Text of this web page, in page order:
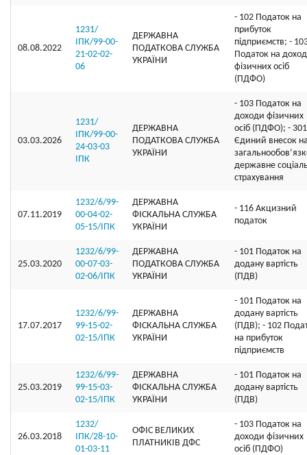
08.08.2022
1231/
ІПК/99-00-
21-02-02-
06
ДЕРЖАВНА
ПОДАТКОВА СЛУЖБА
УКРАЇНИ
- 102 Податок на
прибуток
підприємств; -
Податок на
фізичних осіб
(ПДФО)
03.03.2026
1231/
ІПК/99-00-
24-03-03
ІПК
ДЕРЖАВНА
ПОДАТКОВА СЛУЖБА
УКРАЇНИ
- 103 Податок на
доходи фізичних
осіб (ПДФО); - 301
Єдиний внесок
державне
страхування
07.11.2019
1232/6/99-
00-04-02-
05-15/ІПК
ДЕРЖАВНА
ФІСКАЛЬНА СЛУЖБА
УКРАЇНИ
- 116 Акцизний
податок
25.03.2020
1232/6/99-
00-07-03-
02-06/ІПК
ДЕРЖАВНА
ПОДАТКОВА СЛУЖБА
УКРАЇНИ
- 101 Податок на
додану вартість
(ПДВ)
17.07.2017
1232/6/99-
99-15-02-
02-15/ІПК
ДЕРЖАВНА
ФІСКАЛЬНА СЛУЖБА
УКРАЇНИ
- 101 Податок на
додану вартість
(ПДВ); - 102
на прибуток
підприємств
25.03.2019
1232/6/99-
99-15-03-
02-15/ІПК
ДЕРЖАВНА
ФІСКАЛЬНА СЛУЖБА
УКРАЇНИ
- 101 Податок на
додану вартість
(ПДВ)
26.03.2018
1232/
ІПК/28-10-
01-03-11
ОФIС ВЕЛИКИХ
ПЛАТНИКIВ ДФС
- 103 Податок на
доходи фізичних
осіб (ПДФО)